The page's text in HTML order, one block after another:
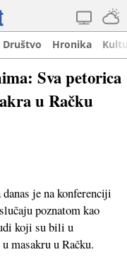
Društvo Hronika
Sva petorica
u Račku
je na konferenciji
poznatom kao
koji su bili u
masakru u Račku.